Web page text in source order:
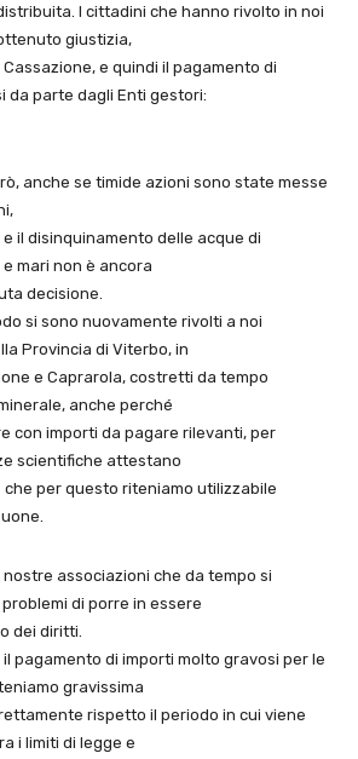
I cittadini che hanno rivolto in noi
giustizia,
e quindi il pagamento di
da parte dagli Enti gestori:
anche se timide azioni sono state messe
il disinquinamento delle acque di
mari non è ancora
decisione.
si sono nuovamente rivolti a noi
Provincia di Viterbo, in
e Caprarola, costretti da tempo
anche perché
con importi da pagare rilevanti, per
scientifiche attestano
per questo riteniamo utilizzabile
associazioni che da tempo si
di porre in essere
dei diritti.
pagamento di importi molto gravosi per le
gravissima
rispetto il periodo in cui viene
i limiti di legge e